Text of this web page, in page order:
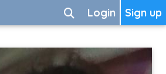
Sign up
Login